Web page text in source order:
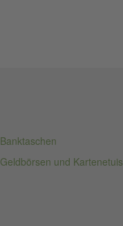
Banktaschen
Geldbörsen und Kartenetuis